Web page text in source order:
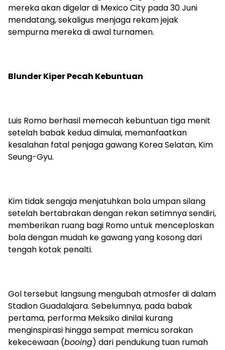
mereka akan digelar di Mexico City pada 30 Juni
mendatang, sekaligus menjaga rekam jejak
sempurna mereka di awal turnamen.
Blunder Kiper Pecah Kebuntuan
Luis Romo berhasil memecah kebuntuan tiga menit
setelah babak kedua dimulai, memanfaatkan
kesalahan fatal penjaga gawang Korea Selatan, Kim
Seung-Gyu.
Kim tidak sengaja menjatuhkan bola umpan silang
setelah bertabrakan dengan rekan setimnya sendiri,
memberikan ruang bagi Romo untuk menceploskan
bola dengan mudah ke gawang yang kosong dari
tengah kotak penalti.
Gol tersebut langsung mengubah atmosfer di dalam
Stadion Guadalajara. Sebelumnya, pada babak
pertama, performa Meksiko dinilai kurang
menginspirasi hingga sempat memicu sorakan
kekecewaan (booing) dari pendukung tuan rumah